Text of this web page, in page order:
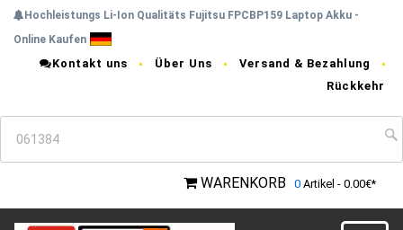
Hochleistungs Li-Ion Qualitäts Fujitsu FPCBP159 Laptop Akku -
Online Kaufen
Kontakt uns Über Uns
Versand & Bezahlung
Rückkehr
WARENKORB 0 Artikel - 0.00€*